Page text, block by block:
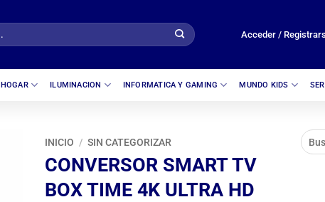
Acceder /
HOGAR ILUMINACION INFORMATICA Y GAMING MUNDO KIDS
INICIO / SIN CATEGORIZAR
CONVERSOR SMART TV
BOX TIME 4K ULTRA HD